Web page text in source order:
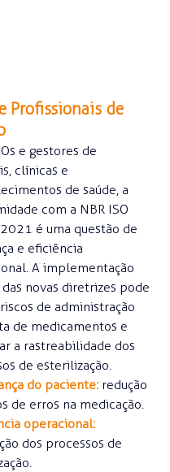
Profissionais de
e gestores de
clínicas e
de saúde, a
com a NBR ISO
é uma questão de
e eficiência
A implementação
novas diretrizes pode
de administração
de medicamentos e
a rastreabilidade dos
de esterilização.
do paciente: redução
de erros na medicação.
operacional:
dos processos de